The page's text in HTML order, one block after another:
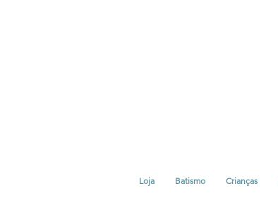
Loja Batismo Crianças